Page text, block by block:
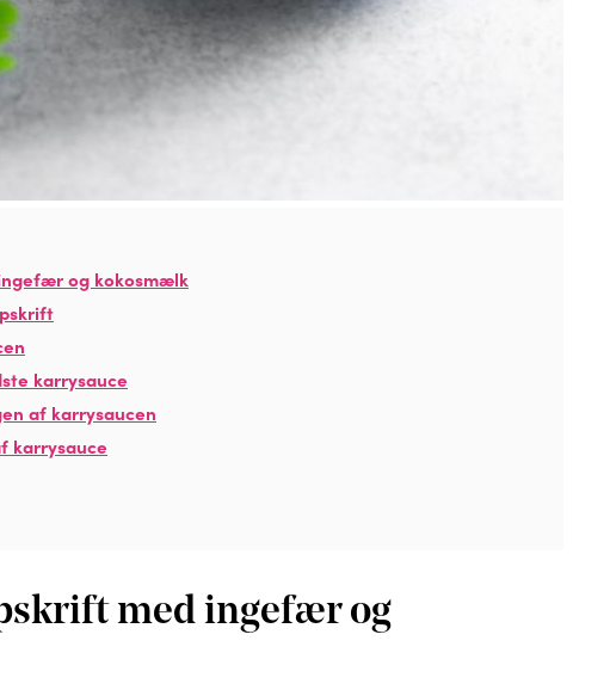
og kokosmælk
karrysauce
af karrysaucen
karrysauce
med ingefær og